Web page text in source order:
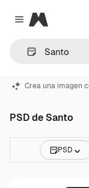
Close menu
Magnific
Crea una imagen
PSD de Santo
PSD